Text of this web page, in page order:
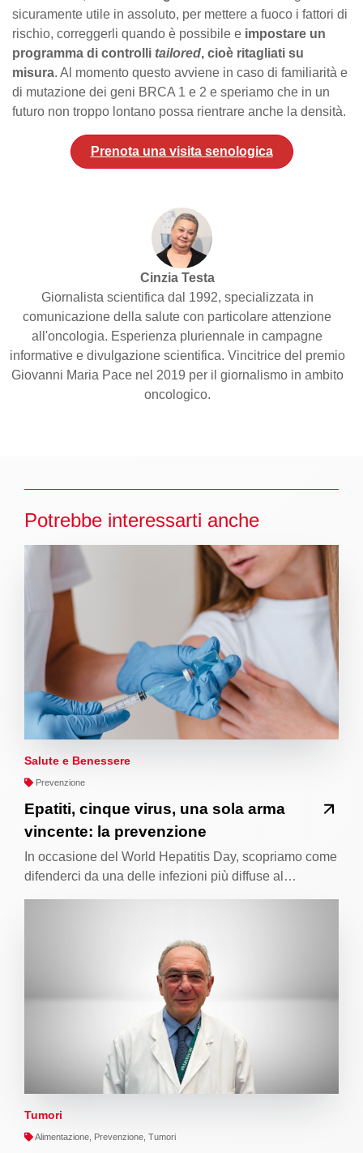
sicuramente utile in assoluto, per mettere a fuoco i fattori di
rischio, correggerli quando è possibile e impostare un
programma di controlli tailored, cioè ritagliati su
misura. Al momento questo avviene in caso di familiarità e
di mutazione dei geni BRCA 1 e 2 e speriamo che in un
futuro non troppo lontano possa rientrare anche la densità.
Prenota una visita senologica
Cinzia Testa
Giornalista scientifica dal 1992, specializzata in
comunicazione della salute con particolare attenzione
all'oncologia. Esperienza pluriennale in campagne
informative e divulgazione scientifica. Vincitrice del premio
Giovanni Maria Pace nel 2019 per il giornalismo in ambito
oncologico.
Potrebbe interessarti anche
Salute e Benessere
Prevenzione
Epatiti, cinque virus, una sola arma
vincente: la prevenzione
In occasione del World Hepatitis Day, scopriamo come
difenderci da una delle infezioni più diffuse al…
Tumori
Alimentazione, Prevenzione, Tumori